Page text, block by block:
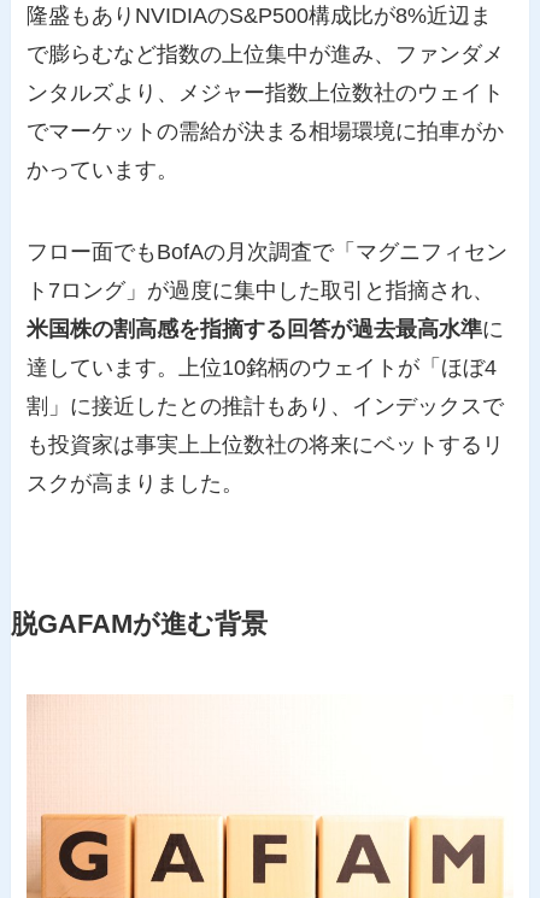
隆盛もありNVIDIAのS&P500構成比が8%近辺ま
で膨らむなど指数の上位集中が進み、ファンダメ
ンタルズより、メジャー指数上位数社のウェイト
でマーケットの需給が決まる相場環境に拍車がか
かっています。
フロー面でもBofAの月次調査で「マグニフィセン
ト7ロング」が過度に集中した取引と指摘され、
米国株の割高感を指摘する回答が過去最高水準に
達しています。上位10銘柄のウェイトが「ほぼ4
割」に接近したとの推計もあり、インデックスで
も投資家は事実上上位数社の将来にベットするリ
スクが高まりました。
脱GAFAMが進む背景